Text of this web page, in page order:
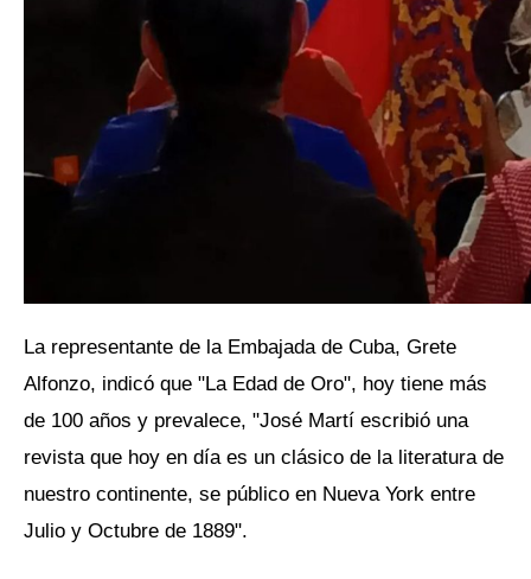
La representante de la Embajada de Cuba, Grete
Alfonzo, indicó que "La Edad de Oro", hoy tiene más
de 100 años y prevalece, "José Martí escribió una
revista que hoy en día es un clásico de la literatura de
nuestro continente, se público en Nueva York entre
Julio y Octubre de 1889".